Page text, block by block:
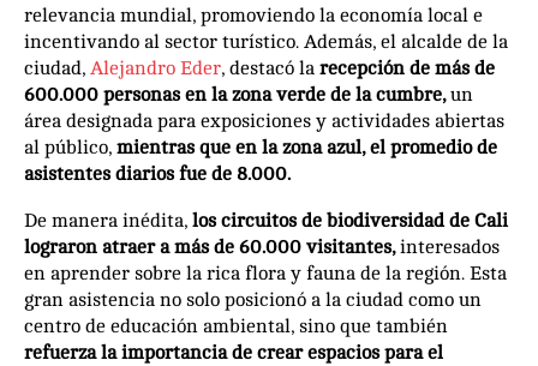
relevancia mundial, promoviendo la economía local e
incentivando al sector turístico. Además, el alcalde de la
ciudad, Alejandro Eder, destacó la recepción de más de
600.000 personas en la zona verde de la cumbre,un
área designada para exposiciones y actividades abiertas
al público, mientras que en la zona azul, el promedio de
asistentes diarios fue de 8.000.
De manera inédita, los circuitos de biodiversidad de Cali
lograron atraer a más de 60.000 visitantes,interesados
en aprender sobre la rica flora y fauna de la región. Esta
gran asistencia no solo posicionó a la ciudad como un
centro de educación ambiental, sino que también
refuerza la importancia de crear espacios para el